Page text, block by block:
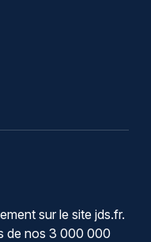
sur le site jds.fr.
de nos 3 000 000